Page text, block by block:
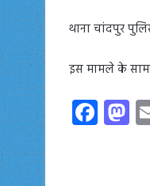
थाना चांदपुर
इस मामले के
Fa
ce
M